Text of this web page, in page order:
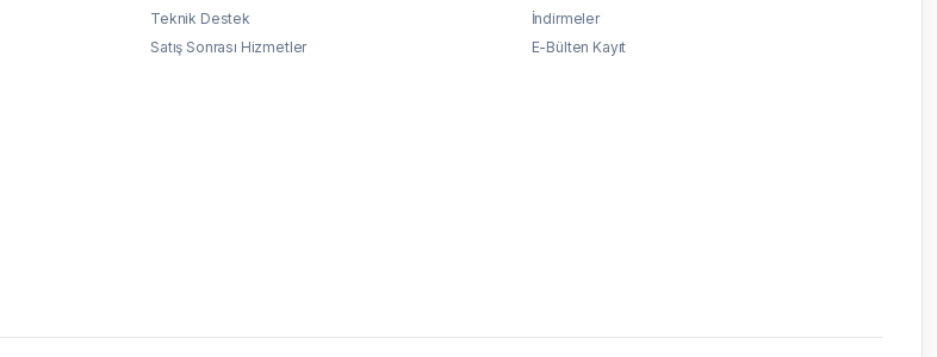
Teknik Destek
Satış Sonrası Hizmetler
İndirmeler
E-Bülten Kayıt